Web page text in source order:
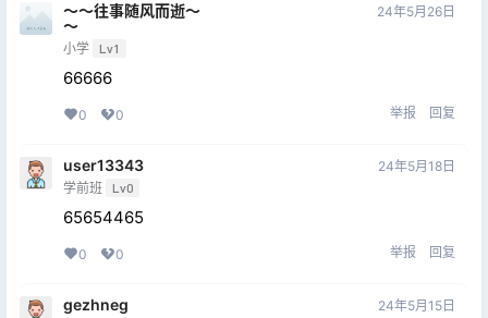
～～往事随风而逝～
～
小学 Lv1
24年5月26日
66666
0 0 举报 回复
user13343
学前班 Lv0
24年5月18日
65654465
0 0 举报 回复
gezhneg 24年5月15日